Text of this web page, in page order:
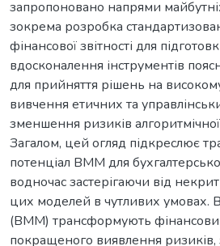
запропоновано напрями
зокрема розробка
фінансової звітності для
вдосконалення інструментів
для прийняття рішень на
вивчення етичних та
зменшення ризиків
Загалом, цей огляд підкреслює
потенціал ВММ для
водночас застерігаючи від
цих моделей в чутливих умовах.
(ВММ) трансформують
покращеного виявлення ризиків,